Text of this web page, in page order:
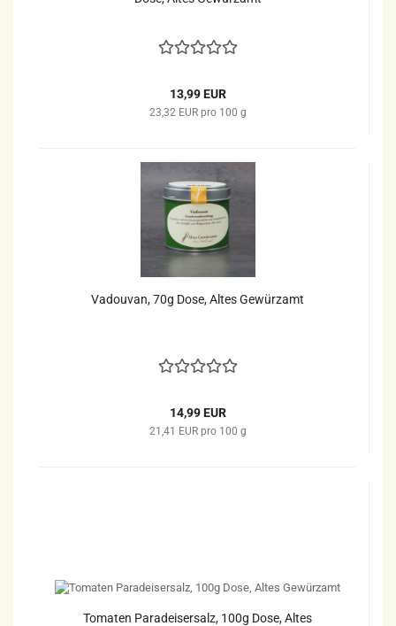
13,99 EUR
23,32 EUR pro 100 g
Vadouvan, 70g Dose, Altes Gewürzamt
14,99 EUR
21,41 EUR pro 100 g
Tomaten Paradeisersalz, 100g Dose, Altes